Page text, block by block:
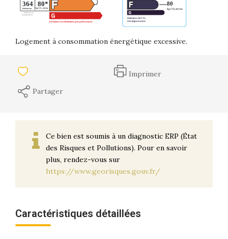
Logement à consommation énergétique excessive.
Imprimer
Partager
Ce bien est soumis à un diagnostic ERP (État
des Risques et Pollutions). Pour en savoir
plus, rendez-vous sur
https://www.georisques.gouv.fr/
Caractéristiques détaillées